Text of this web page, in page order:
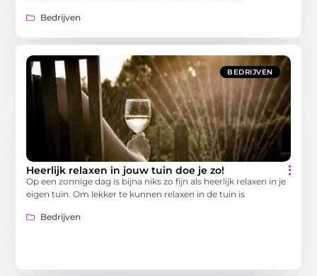
Bedrijven
BEDRIJVEN
Heerlijk relaxen in jouw tuin doe je zo!
Op een zonnige dag is bijna niks zo fijn als heerlijk relaxen in je
eigen tuin. Om lekker te kunnen relaxen in de tuin is
Bedrijven